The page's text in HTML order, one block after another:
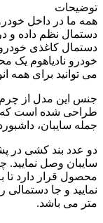
توضیحات
همه ما در داخل
دستمال نظم داده و
دستمال کاغذی
خودرو نادیاهوم یک
می توانید برای همه
جنس این مدل از
طراحی شده است که
جمله سایبان،
دو عدد بند کشی در
سایبان وصل نمایید.
محصول قرار دارد تا
متر می باشد.